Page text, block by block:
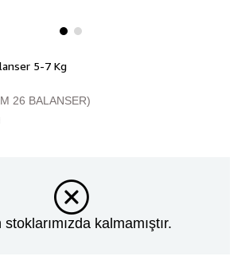
5-7 Kg
26 BALANSER)
stoklarımızda kalmamıştır.